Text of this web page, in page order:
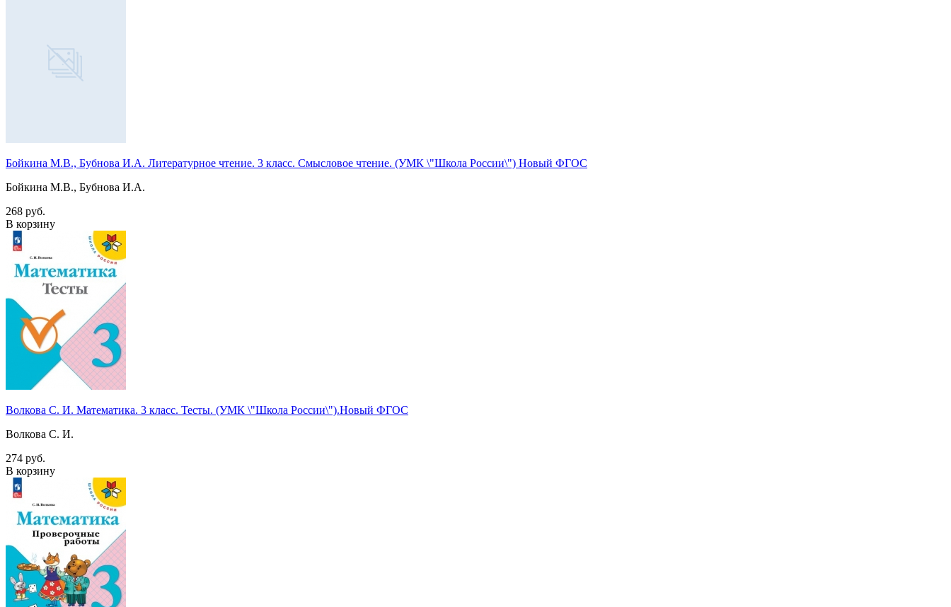
Бойкина М.В., Бубнова И.А. Литературное чтение. 3 класс. Смысловое чтение. (УМК \"Школа России\") Новый ФГОС
Бойкина М.В., Бубнова И.А.
268 руб.
В корзину
Волкова С. И. Математика. 3 класс. Тесты. (УМК \"Школа России\").Новый ФГОС
Волкова С. И.
274 руб.
В корзину